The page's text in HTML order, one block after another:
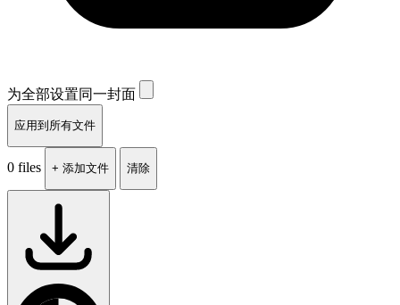
为全部设置同一封面
应用到所有文件
0 files + 添加文件 清除